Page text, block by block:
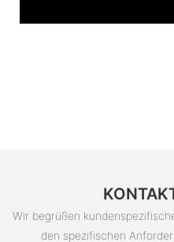
Wir begrüßen
den spezifischen